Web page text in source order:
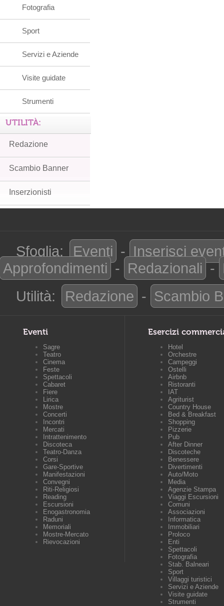
Fotografia
Sport
Servizi e Aziende
Visite guidate
Strumenti
UTILITÀ:
Redazione
Scambio Banner
Inserzionisti
Sfoglia: Eventi - Inserisci
Approfondimenti - Redazionali -
Utilità:
Redazione - Scambio
Eventi
Sagre
Teatro
Cinema
Feste
Spettacoli
Cabaret
Fiere
Lirica
Mostre
Concerti
Incontri
Mercati
Intrattenimento
Discoteca
Teatro-Danza
Corsi
Gare-Sportive
Manifestazioni
Convegni
Riti-Religiosi
Reading
Escursioni
Enogastronomia
Raduni
Memoriali
Mostre-Mercato
Rievocazioni
Esercizi
Hotel
Orchestre
Campeggi
Ostelli
Airbnb
Ristoranti
IAT
Agriturist
Country House
Bed & Breakfast
Shopping
Pizzerie
Pub
After Dinner
Discoteche
Benessere
Divertimenti
Auto/Moto
Media
Agenzie Stampa
Viaggi Escursioni
Comuni
Associazioni
Informatica
Immobiliari
Proloco
Enti
Spettacoli
Fotografia
Stab. Balneari
Sport
Villaggi turistici
Servizi e Aziende
Visite guidate
Strumenti